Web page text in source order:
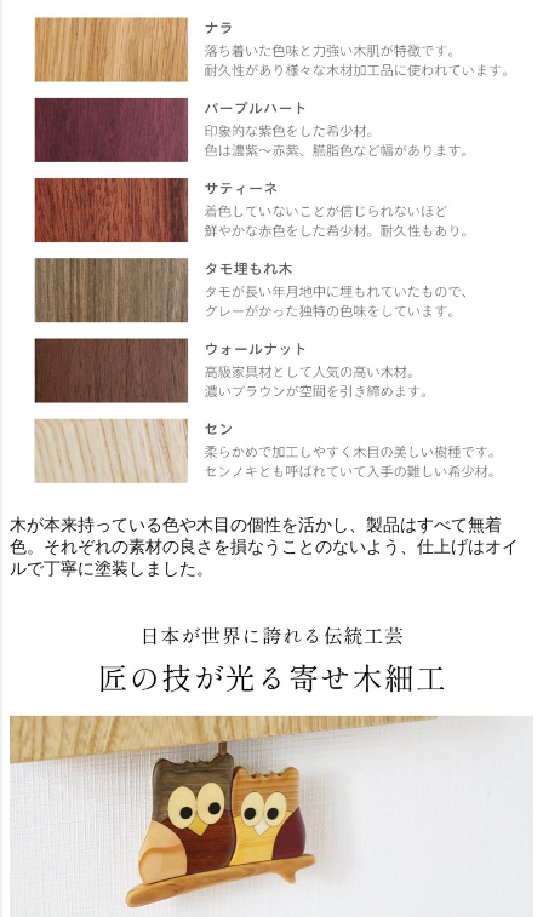
木が本来持っている色や木目の個性を活かし、製品はすべて無着
色。それぞれの素材の良さを損なうことのないよう、仕上げはオイ
ルで丁寧に塗装しました。